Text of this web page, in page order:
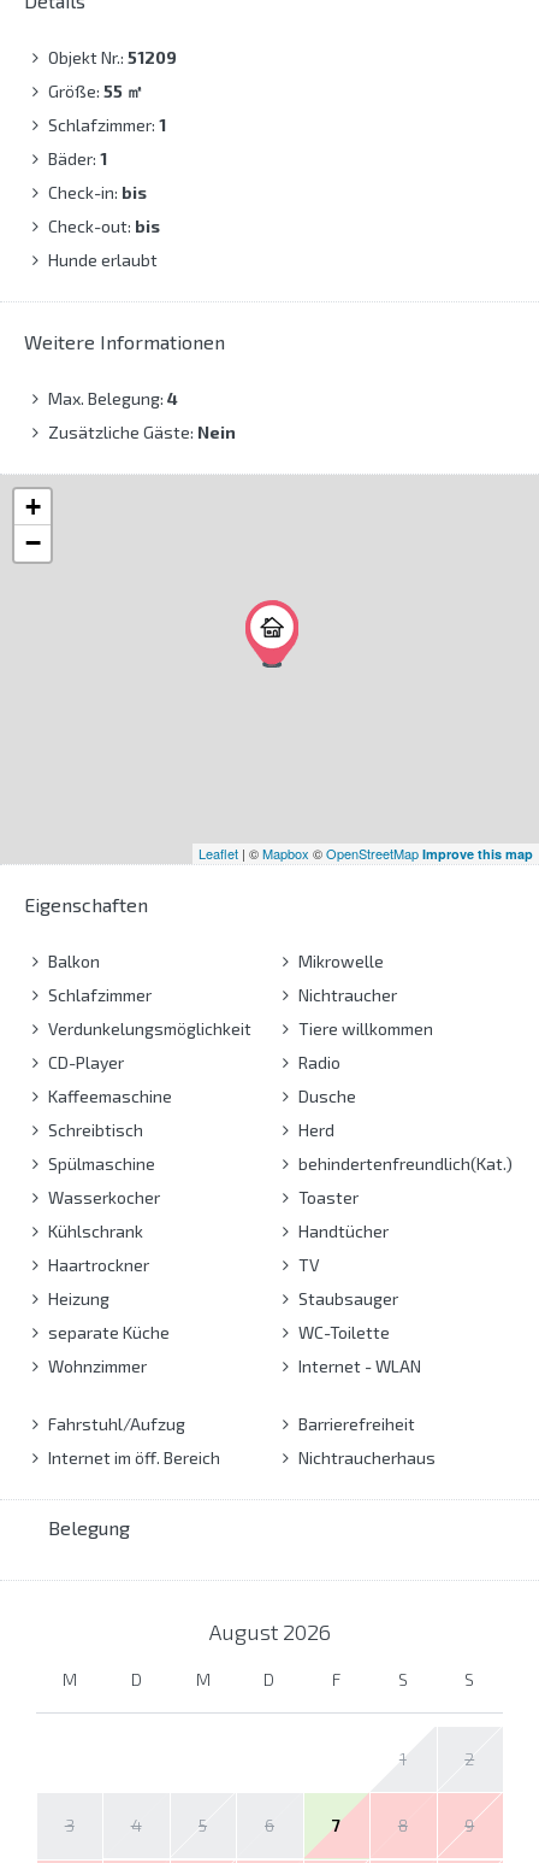
Objekt Nr.: 51209
Größe: 55 ㎡
Schlafzimmer: 1
Bäder: 1
Check-in: bis
Check-out: bis
Hunde erlaubt
Weitere Informationen
Max. Belegung: 4
Zusätzliche Gäste: Nein
+
−
Leaflet | ©Mapbox ©OpenStreetMap Improve this map
Eigenschaften
Balkon
Schlafzimmer
Verdunkelungsmöglichkeit
CD-Player
Kaffeemaschine
Schreibtisch
Spülmaschine
Wasserkocher
Kühlschrank
Haartrockner
Heizung
separate Küche
Wohnzimmer
Mikrowelle
Nichtraucher
Tiere willkommen
Radio
Dusche
Herd
behindertenfreundlich(Kat.)
Toaster
Handtücher
TV
Staubsauger
WC-Toilette
Internet - WLAN
Fahrstuhl/Aufzug
Internet im öff. Bereich
Barrierefreiheit
Nichtraucherhaus
Belegung
August 2026
M D M D F S S
1 2
3 4 5 6 7 8 9